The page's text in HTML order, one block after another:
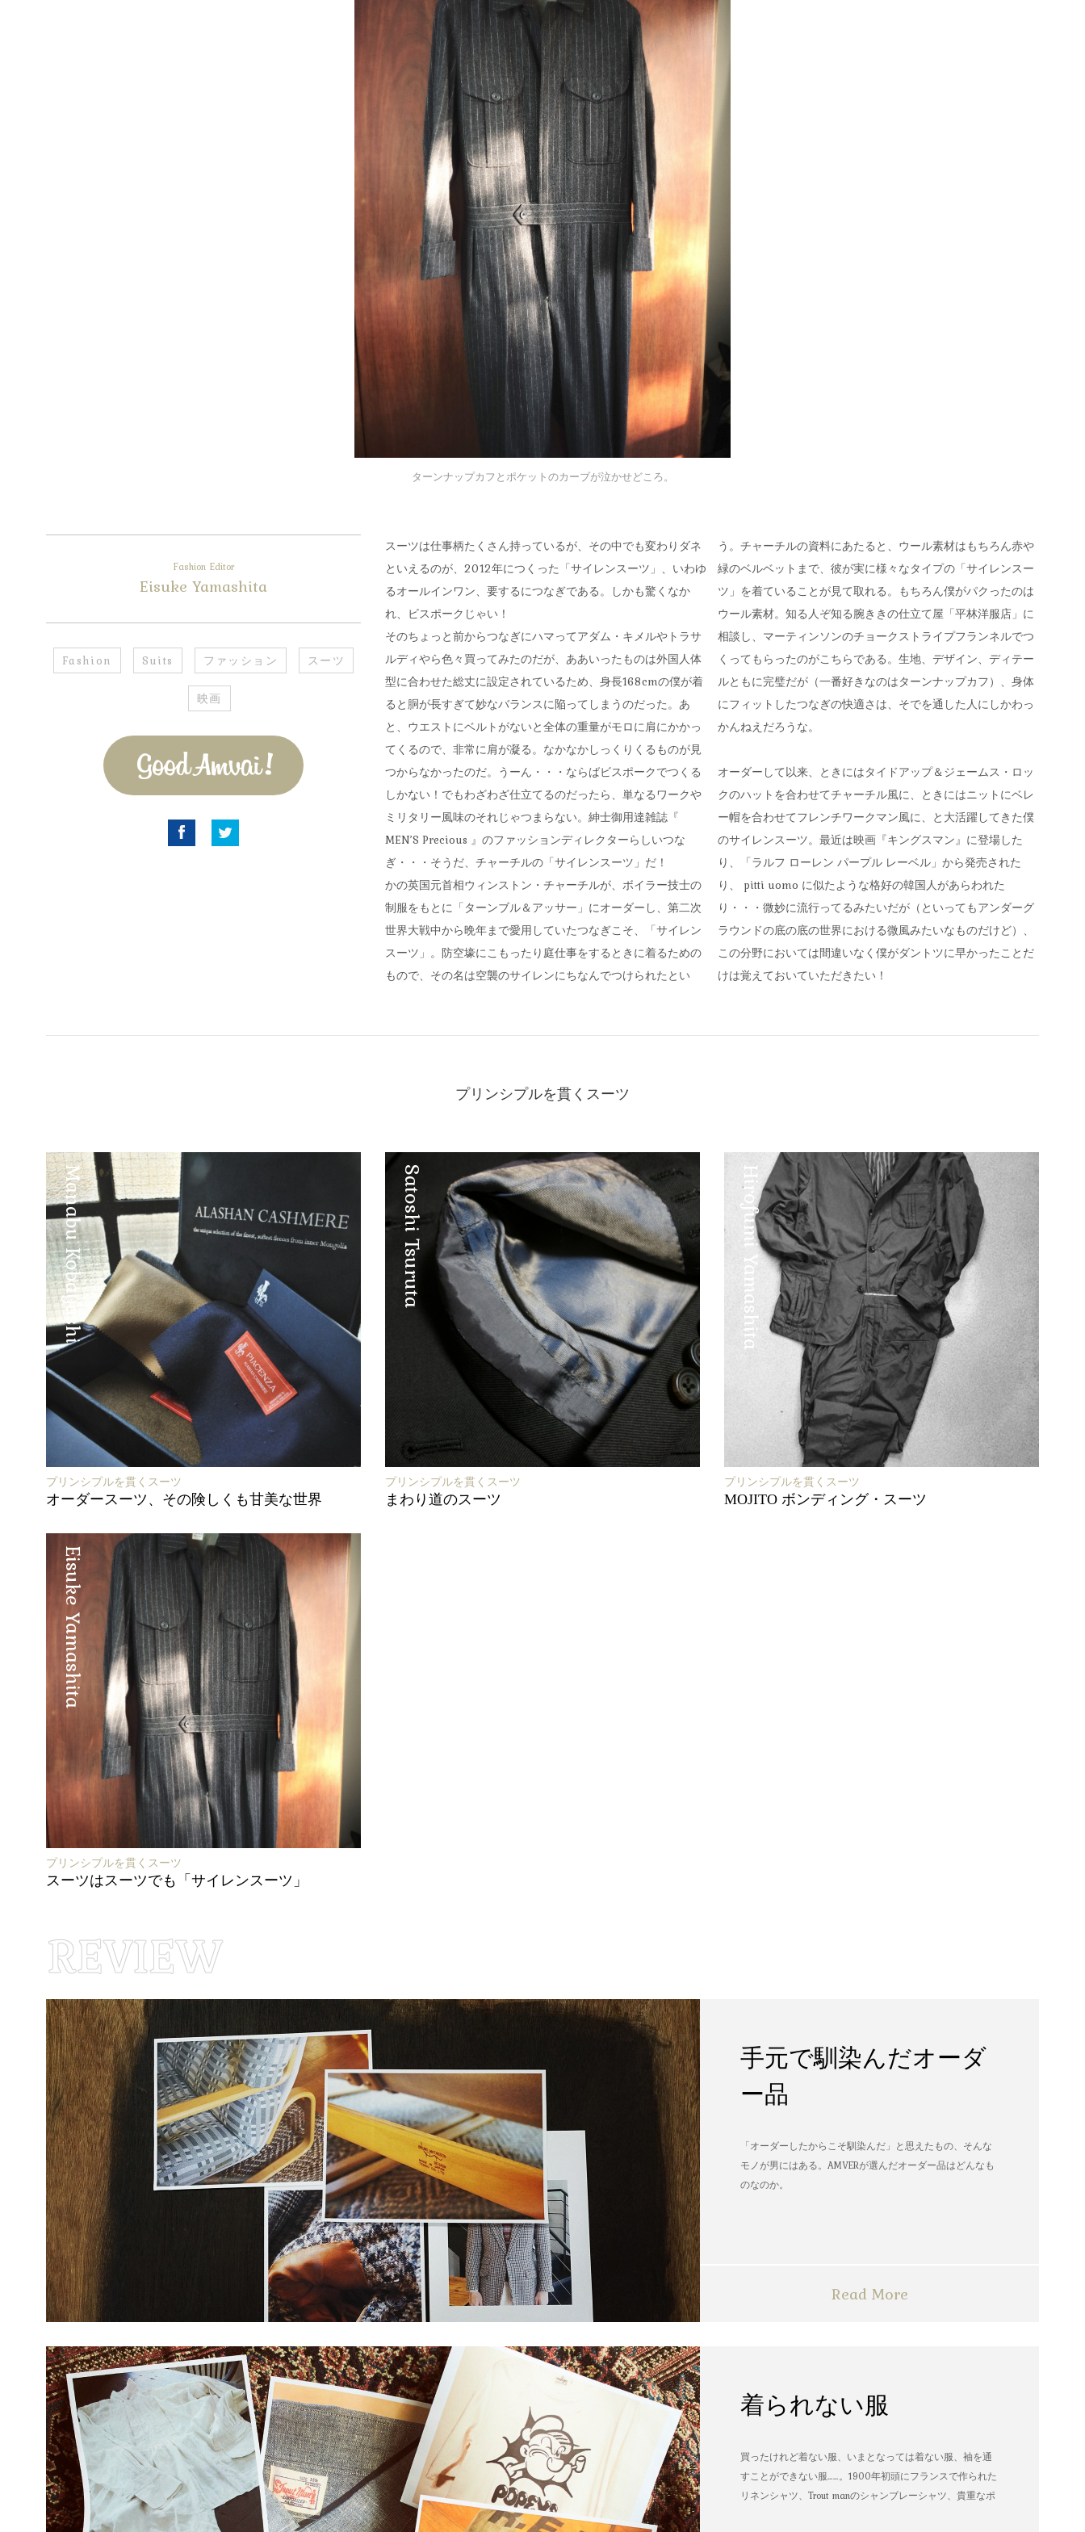
ターンナップカフとポケットのカーブが泣かせどころ。
Fashion Editor
Eisuke Yamashita
Fashion Suits ファッション スーツ
映画
スーツは仕事柄たくさん持っているが、その中でも変わりダネ
といえるのが、2012年につくった「サイレンスーツ」、いわゆ
るオールインワン、要するにつなぎである。しかも驚くなか
れ、ビスポークじゃい！
そのちょっと前からつなぎにハマってアダム・キメルやトラサ
ルディやら色々買ってみたのだが、ああいったものは外国人体
型に合わせた総丈に設定されているため、身長168cmの僕が着
ると胴が長すぎて妙なバランスに陥ってしまうのだった。あ
と、ウエストにベルトがないと全体の重量がモロに肩にかかっ
てくるので、非常に肩が凝る。なかなかしっくりくるものが見
つからなかったのだ。うーん・・・ならばビスポークでつくる
しかない！でもわざわざ仕立てるのだったら、単なるワークや
ミリタリー風味のそれじゃつまらない。紳士御用達雑誌『
MEN’S Precious 』のファッションディレクターらしいつな
ぎ・・・そうだ、チャーチルの「サイレンスーツ」だ！
かの英国元首相ウィンストン・チャーチルが、ボイラー技士の
制服をもとに「ターンブル＆アッサー」にオーダーし、第二次
世界大戦中から晩年まで愛用していたつなぎこそ、「サイレン
スーツ」。防空壕にこもったり庭仕事をするときに着るための
もので、その名は空襲のサイレンにちなんでつけられたとい
う。チャーチルの資料にあたると、ウール素材はもちろん赤や
緑のベルベットまで、彼が実に様々なタイプの「サイレンスー
ツ」を着ていることが見て取れる。もちろん僕がパクったのは
ウール素材。知る人ぞ知る腕ききの仕立て屋「平林洋服店」に
相談し、マーティンソンのチョークストライプフランネルでつ
くってもらったのがこちらである。生地、デザイン、ディテー
ルともに完璧だが（一番好きなのはターンナップカフ）、身体
にフィットしたつなぎの快適さは、そでを通した人にしかわっ
かんねえだろうな。
オーダーして以来、ときにはタイドアップ＆ジェームス・ロッ
クのハットを合わせてチャーチル風に、ときにはニットにベレ
ー帽を合わせてフレンチワークマン風に、と大活躍してきた僕
のサイレンスーツ。最近は映画『キングスマン』に登場した
り、「ラルフ ローレン パープル レーベル」から発売された
り、 pitti uomo に似たような格好の韓国人があらわれた
り・・・微妙に流行ってるみたいだが（といってもアンダーグ
ラウンドの底の底の世界における微風みたいなものだけど）、
この分野においては間違いなく僕がダントツに早かったことだ
けは覚えておいていただきたい！
プリンシプルを貫くスーツ
Manabu Kobayashi
プリンシプルを貫くスーツ
オーダースーツ、その険しくも甘美な世界
Satoshi Tsuruta
プリンシプルを貫くスーツ
まわり道のスーツ
Hirofumi Yamashita
プリンシプルを貫くスーツ
MOJITO ボンディング・スーツ
Eisuke Yamashita
プリンシプルを貫くスーツ
スーツはスーツでも「サイレンスーツ」
手元で馴染んだオーダ
ー品
「オーダーしたからこそ馴染んだ」と思えたもの、そんな
モノが男にはある。AMVERが選んだオーダー品はどんなも
のなのか。
Read More
着られない服
買ったけれど着ない服、いまとなっては着ない服、袖を通
すことができない服……。1900年初頭にフランスで作られた
リネンシャツ、Trout manのシャンブレーシャツ、貴重なポ